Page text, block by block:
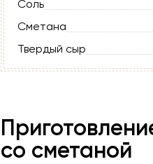
Соль
Сметана
Твердый сыр
со сметаной